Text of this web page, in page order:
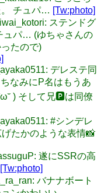
。 チュパ… [Tw:photo]
ステンドグ
ュパ… (ゆちゃさんの
たので)
デレステ同
なみにP名はもうあ
) そして兄🅿️は同僚
#シンデレ
たかのような表情📸
遂にSSRの高
[Tw:photo]
バナナボート